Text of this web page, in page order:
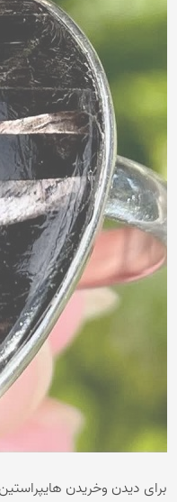
برای دیدن وخریدن